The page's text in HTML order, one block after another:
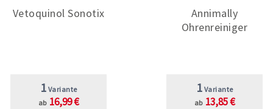
Vetoquinol Sonotix
1 Variante
ab 16,99 €
Annimally
Ohrenreiniger
1 Variante
ab 13,85 €